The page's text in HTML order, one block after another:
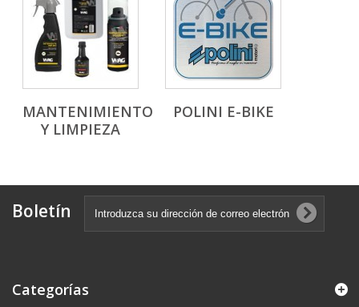
MANTENIMIENTO
Y LIMPIEZA
POLINI E-BIKE
Boletín
Categorías